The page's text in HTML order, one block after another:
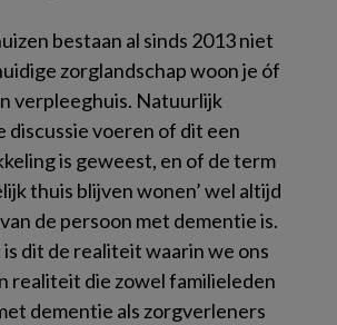
bestaan al sinds 2013 niet
zorglandschap woon je óf
verpleeghuis. Natuurlijk
discussie voeren of dit een
is geweest, en of de term
thuis blijven wonen’ wel altijd
de persoon met dementie is.
dit de realiteit waarin we ons
realiteit die zowel familieleden
dementie als zorgverleners